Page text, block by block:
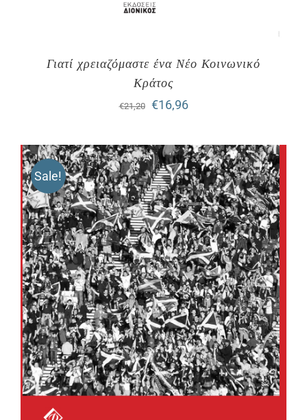
Γιατί χρειαζόμαστε ένα Νέο Κοινωνικό
Κράτος
€21,20
Original
was:
€21,20.
€16,96Η
τιμή
είναι:
€16,96.
Sale!